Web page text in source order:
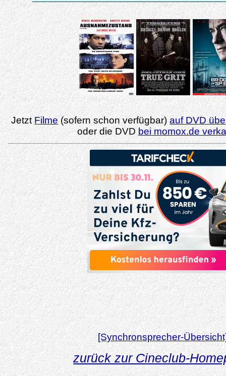
Jetzt Filme (sofern schon verfügbar)auf DVD
oder die DVD bei momox.de
[Synchronsprecher-
zurück zur Cineclub-